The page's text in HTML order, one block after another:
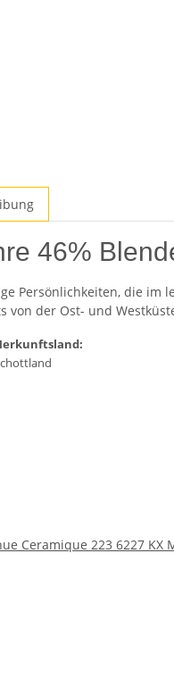
46%
Persönlichkeiten, die
der Ost- und
Ceramique 223 6227 KX